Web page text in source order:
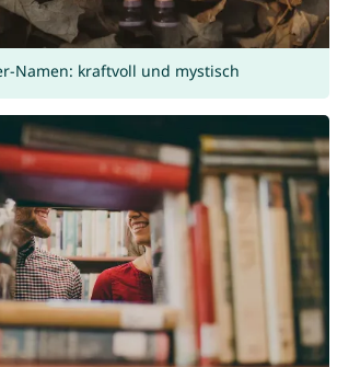
Namen: kraftvoll und mystisch